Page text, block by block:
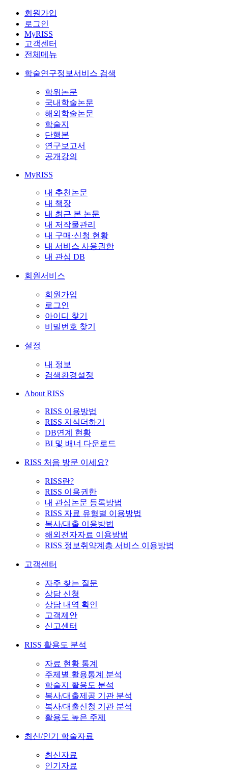
회원가입
로그인
MyRISS
고객센터
전체메뉴
학술연구정보서비스 검색
학위논문
국내학술논문
해외학술논문
학술지
단행본
연구보고서
공개강의
MyRISS
내 추천논문
내 책장
내 최근 본 논문
내 저작물관리
내 구매·신청 현황
내 서비스 사용권한
내 관심 DB
회원서비스
회원가입
로그인
아이디 찾기
비밀번호 찾기
설정
내 정보
검색환경설정
About RISS
RISS 이용방법
RISS 지식더하기
DB연계 현황
BI 및 배너 다운로드
RISS 처음 방문 이세요?
RISS란?
RISS 이용권한
내 관심논문 등록방법
RISS 자료 유형별 이용방법
복사/대출 이용방법
해외전자자료 이용방법
RISS 정보취약계층 서비스 이용방법
고객센터
자주 찾는 질문
상담 신청
상담 내역 확인
고객제안
신고센터
RISS 활용도 분석
자료 현황 통계
주제별 활용통계 분석
학술지 활용도 분석
복사/대출제공 기관 분석
복사/대출신청 기관 분석
활용도 높은 주제
최신/인기 학술자료
최신자료
인기자료